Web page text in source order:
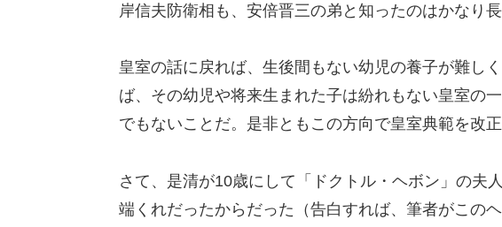
岸信夫防衛相も、安倍晋三の弟と知ったのはかなり
皇室の話に戻れば、生後間もない幼児の養子が難し
ば、その幼児や将来生まれた子は紛れもない皇室の
でもないことだ。是非ともこの方向で皇室典範を改正
さて、是清が10歳にして「ドクトル・ヘボン」の夫
端くれだったからだった（告白すれば、筆者がこの